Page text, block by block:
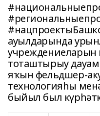
ауылдарында
учреждениеларын
тоташтырыу
яҡын фельдшер-
технологияһы
быйыл был